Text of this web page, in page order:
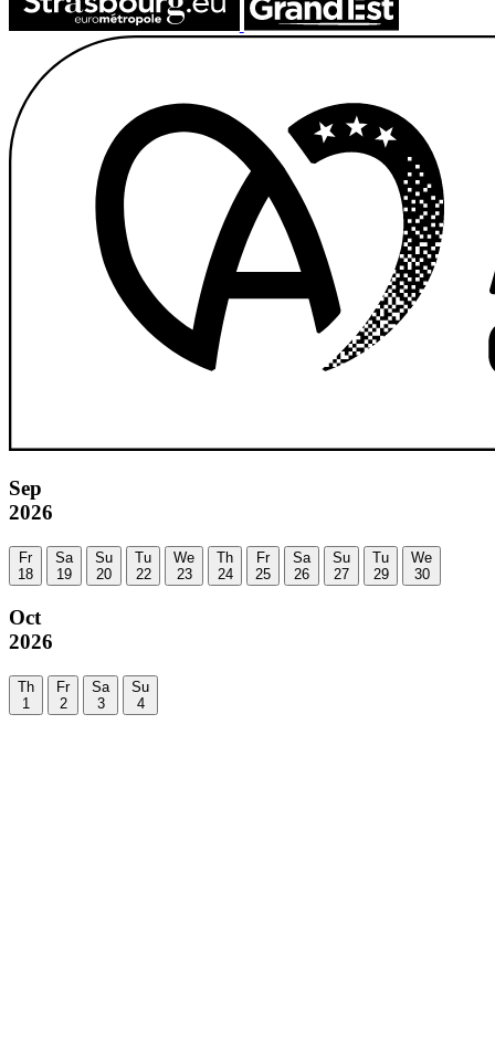
Sep
2026
Fr
18
Sa
19
Su
20
Tu
22
We
23
Th
24
Fr
25
Sa
26
Su
27
Tu
29
We
30
Oct
2026
Th
1
Fr
2
Sa
3
Su
4